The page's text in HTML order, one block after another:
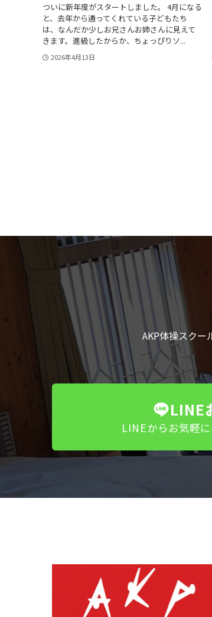
ついに新年度がスタートしました。 4月になる
と、去年から通ってくれている子どもたち
は、なんだか少しお兄さんお姉さんに見えて
きます。進級したからか、ちょっぴりソ...
2026年4月13日
AKP体操スクー
LINE
LINEからお気軽に